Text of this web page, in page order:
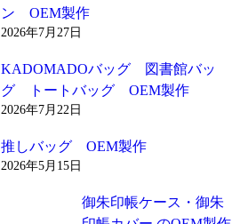
ン OEM製作
2026年7月27日
KADOMADOバッグ 図書館バッ
グ トートバッグ OEM製作
2026年7月22日
推しバッグ OEM製作
2026年5月15日
御朱印帳ケース・御朱